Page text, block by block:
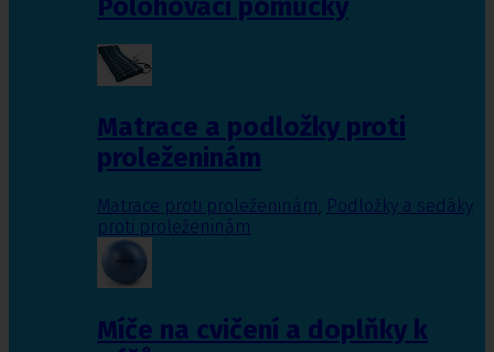
Polohovací pomůcky
Matrace a podložky proti
proleženinám
Matrace proti proleženinám, Podložky a sedáky
proti proleženinám
Míče na cvičení a doplňky k